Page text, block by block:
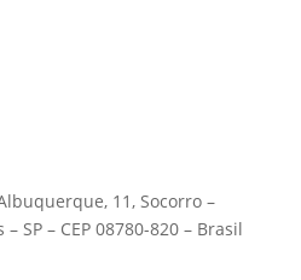
11, Socorro –
SP – CEP 08780-820 – Brasil